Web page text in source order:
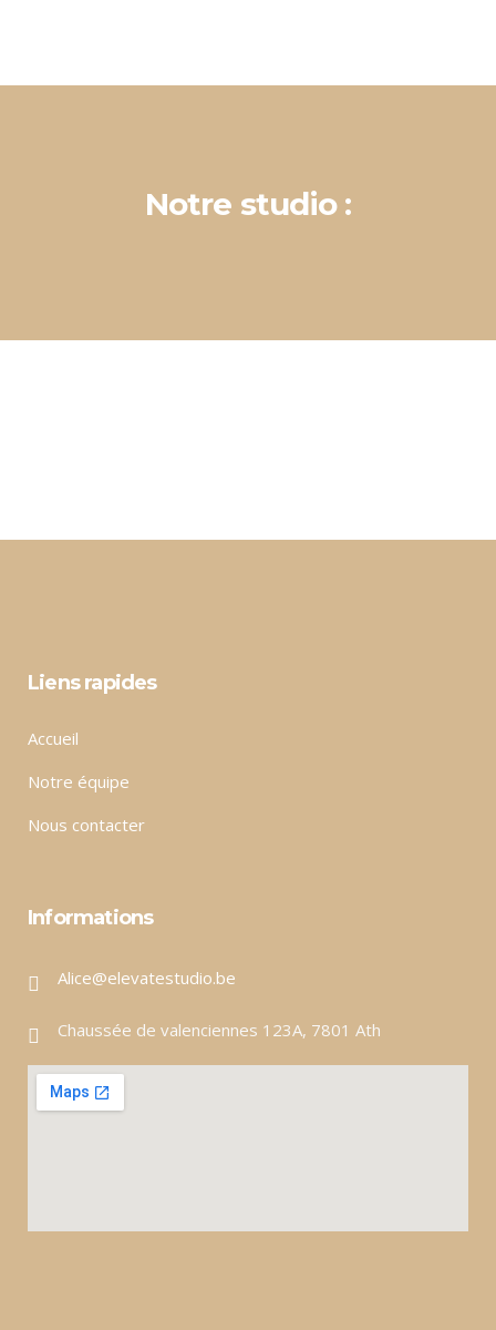
Notre studio :
Liens rapides
Accueil
Notre équipe
Nous contacter
Informations
Alice@elevatestudio.be
Chaussée de valenciennes 123A, 7801 Ath